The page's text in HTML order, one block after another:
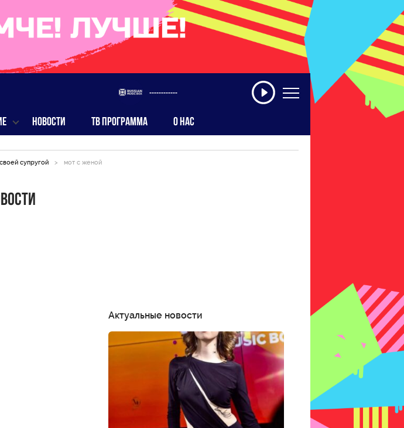
------------
НОВОСТИ ТВ ПРОГРАММА О НАС
супругой > мот с женой
Актуальные новости